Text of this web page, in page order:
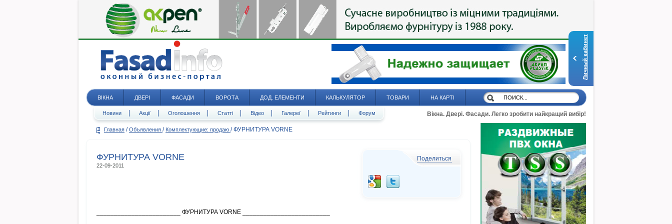
Личный кабинет
ВІКНА ДВЕРІ ФАСАДИ ВОРОТА ДОД. ЕЛЕМЕНТИ КАЛЬКУЛЯТОР ТОВАРИ НА КАРТІ
Новини Акції Оголошення Статті Відео Галереї Рейтинги Форум Вікна. Двері. Фасади. Легко зробити найкращий вибір!
Главная / Объявления / Комплектующие: продаю / ФУРНИТУРА VORNE
ФУРНИТУРА VORNE
22-09-2011
Поделиться
________________________ ФУРНИТУРА VORNE _________________________